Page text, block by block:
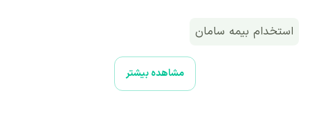
استخدام بیمه سامان
مشاهده بیشتر